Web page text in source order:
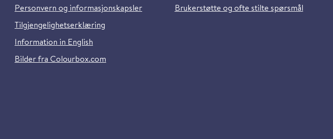
Personvern og informasjonskapsler
Tilgjengelighetserklæring
Information in English
Bilder fra Colourbox.com
Brukerstøtte og ofte stilte spørsmål